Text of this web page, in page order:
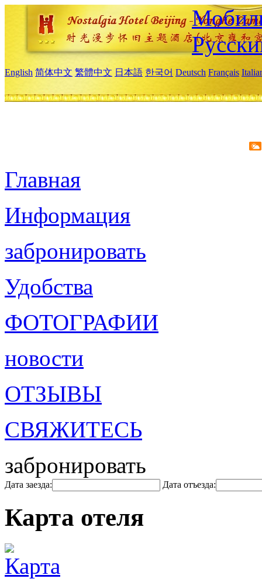
English 简体中文 繁體中文 日本語 한국어 Deutsch Français
Главная
Информация
забронировать
Удобства
ФОТОГРАФИИ
новости
ОТЗЫВЫ
СВЯЖИТЕСЬ
забронировать
Дата заезда: Дата отъезда:
Карта отеля